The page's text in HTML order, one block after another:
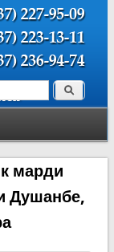
Поиск
марди
Душанбе,